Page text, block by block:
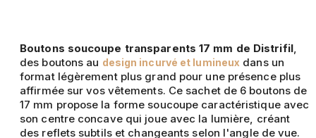
Boutons soucoupe transparents 17 mm de Distrifil,
des boutons au design incurvé et lumineux dans un
format légèrement plus grand pour une présence plus
affirmée sur vos vêtements. Ce sachet de 6 boutons de
17 mm propose la forme soucoupe caractéristique avec
son centre concave qui joue avec la lumière, créant
des reflets subtils et changeants selon l'angle de vue.